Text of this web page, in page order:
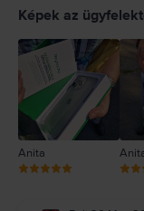
Képek az
Anita